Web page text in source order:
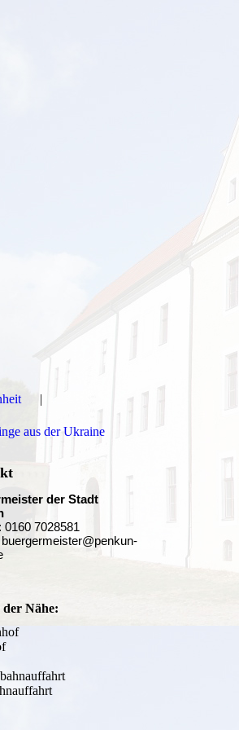
aus der Ukraine
der Stadt
0160 7028581
Nähe: